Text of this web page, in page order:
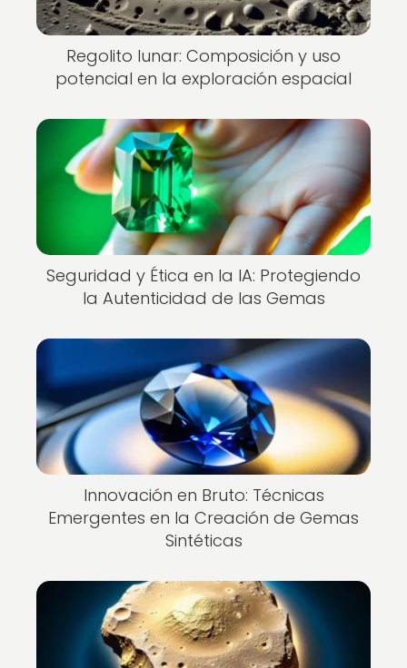
Regolito lunar: Composición y uso
potencial en la exploración espacial
Seguridad y Ética en la IA: Protegiendo
la Autenticidad de las Gemas
Innovación en Bruto: Técnicas
Emergentes en la Creación de Gemas
Sintéticas